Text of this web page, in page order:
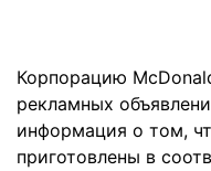
Корпорацию
рекламных
информация о том,
приготовлены в